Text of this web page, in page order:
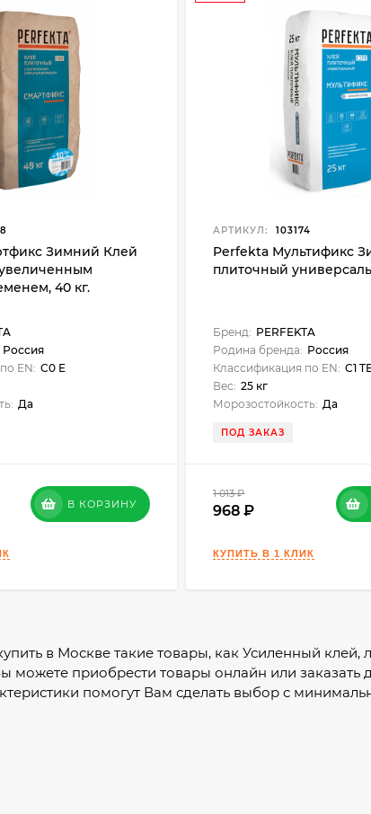
Зимний Клей
40 кг.
Россия
EN: C0 E
Да
В КОРЗИНУ
АРТИКУЛ: 103174
Perfekta Мультификс
плиточный
Бренд: PERFEKTA
Родина бренда: Россия
Классификация по EN: C1
Вес: 25 кг
Морозостойкость: Да
ПОД ЗАКАЗ
1 013 ₽
968
в Москве такие товары, как Усиленный клей,
можете приобрести товары онлайн или
помогут Вам сделать выбор с